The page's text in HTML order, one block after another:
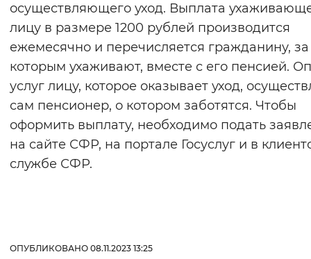
осуществляющего уход. Выплата
лицу в размере 1200 рублей производится
ежемесячно и перечисляется гражданину, за
которым ухаживают, вместе с его пенсией.
услуг лицу, которое оказывает уход,
сам пенсионер, о котором заботятся. Чтобы
оформить выплату, необходимо подать
на сайте СФР, на портале Госуслуг и в
службе СФР.
ОПУБЛИКОВАНО 08.11.2023 13:25